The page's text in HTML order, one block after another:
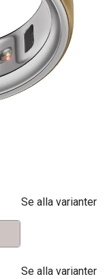
Se alla varianter
Se alla varianter